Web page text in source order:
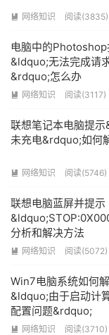
 网络知识 阅读(3835)
电脑中的
&ldquo;无法完成请
&rdquo;怎么办
 网络知识 阅读(3117)
联想笔记本电脑提示
未充电&rdquo;如何
 网络知识 阅读(5746)
联想电脑蓝屏并提示
分析和解决方法
 网络知识 阅读(5072)
Win7电脑系统如何
&ldquo;由于启动计
配置问题&rdquo;
 网络知识 阅读(3710)